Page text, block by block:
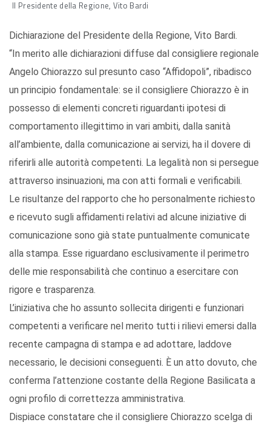
Il Presidente della Regione, Vito Bardi
Dichiarazione del Presidente della Regione, Vito Bardi.
“In merito alle dichiarazioni diffuse dal consigliere regionale
Angelo Chiorazzo sul presunto caso “Affidopoli”, ribadisco
un principio fondamentale: se il consigliere Chiorazzo è in
possesso di elementi concreti riguardanti ipotesi di
comportamento illegittimo in vari ambiti, dalla sanità
all’ambiente, dalla comunicazione ai servizi, ha il dovere di
riferirli alle autorità competenti. La legalità non si persegue
attraverso insinuazioni, ma con atti formali e verificabili.
Le risultanze del rapporto che ho personalmente richiesto
e ricevuto sugli affidamenti relativi ad alcune iniziative di
comunicazione sono già state puntualmente comunicate
alla stampa. Esse riguardano esclusivamente il perimetro
delle mie responsabilità che continuo a esercitare con
rigore e trasparenza.
L’iniziativa che ho assunto sollecita dirigenti e funzionari
competenti a verificare nel merito tutti i rilievi emersi dalla
recente campagna di stampa e ad adottare, laddove
necessario, le decisioni conseguenti. È un atto dovuto, che
conferma l’attenzione costante della Regione Basilicata a
ogni profilo di correttezza amministrativa.
Dispiace constatare che il consigliere Chiorazzo scelga di